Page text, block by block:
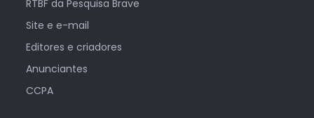
RTBF da Pesquisa Brave
Site e e-mail
Editores e criadores
Anunciantes
CCPA